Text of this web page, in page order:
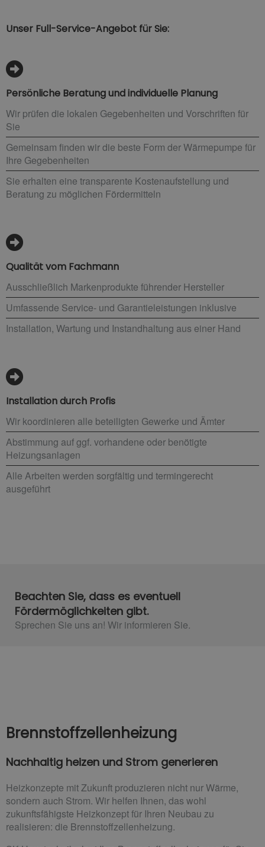
Unser Full-Service-Angebot für Sie:
Persönliche Beratung und individuelle Planung
Wir prüfen die lokalen Gegebenheiten und Vorschriften für
Sie
Gemeinsam finden wir die beste Form der Wärmepumpe für
Ihre Gegebenheiten
Sie erhalten eine transparente Kostenaufstellung und
Beratung zu möglichen Fördermitteln
Qualität vom Fachmann
Ausschließlich Markenprodukte führender Hersteller
Umfassende Service- und Garantieleistungen inklusive
Installation, Wartung und Instandhaltung aus einer Hand
Installation durch Profis
Wir koordinieren alle beteiligten Gewerke und Ämter
Abstimmung auf ggf. vorhandene oder benötigte
Heizungsanlagen
Alle Arbeiten werden sorgfältig und termingerecht
ausgeführt
Beachten Sie, dass es eventuell
Fördermöglichkeiten gibt.
Sprechen Sie uns an! Wir informieren Sie.
Brennstoffzellenheizung
Nachhaltig heizen und Strom generieren
Heizkonzepte mit Zukunft produzieren nicht nur Wärme,
sondern auch Strom. Wir helfen Ihnen, das wohl
zukunftsfähigste Heizkonzept für Ihren Neubau zu
realisieren: die Brennstoffzellenheizung.